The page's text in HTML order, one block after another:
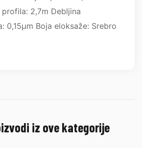
2,7m Debljina
0,15µm Boja eloksaže: Srebro
iz ove kategorije